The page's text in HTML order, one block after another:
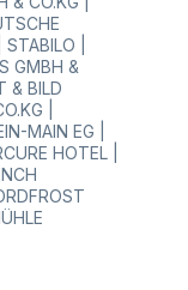
|
GMBH &
& BILD
|
MAIN EG |
HOTEL |